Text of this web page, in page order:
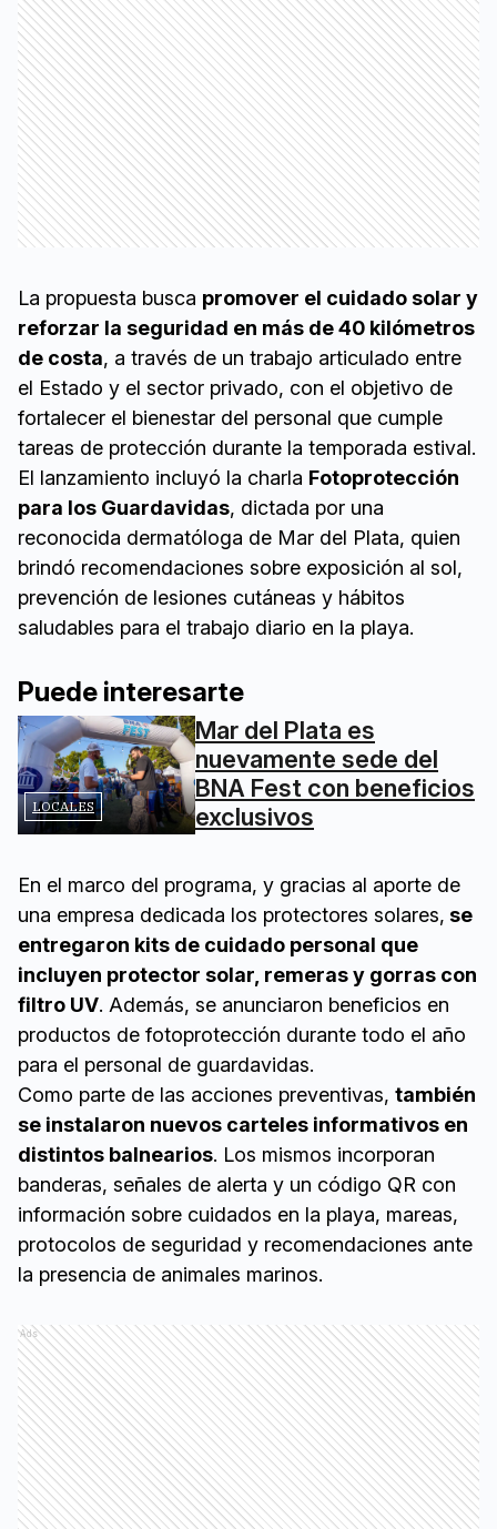
La propuesta busca promover el cuidado solar y
reforzar la seguridad en más de 40 kilómetros
de costa, a través de un trabajo articulado entre
el Estado y el sector privado, con el objetivo de
fortalecer el bienestar del personal que cumple
tareas de protección durante la temporada estival.
El lanzamiento incluyó la charla Fotoprotección
para los Guardavidas, dictada por una
reconocida dermatóloga de Mar del Plata, quien
brindó recomendaciones sobre exposición al sol,
prevención de lesiones cutáneas y hábitos
saludables para el trabajo diario en la playa.
Puede interesarte
LOCALES
Mar del Plata es
nuevamente sede del
BNA Fest con beneficios
exclusivos
En el marco del programa, y gracias al aporte de
una empresa dedicada los protectores solares, se
entregaron kits de cuidado personal que
incluyen protector solar, remeras y gorras con
filtro UV. Además, se anunciaron beneficios en
productos de fotoprotección durante todo el año
para el personal de guardavidas.
Como parte de las acciones preventivas, también
se instalaron nuevos carteles informativos en
distintos balnearios. Los mismos incorporan
banderas, señales de alerta y un código QR con
información sobre cuidados en la playa, mareas,
protocolos de seguridad y recomendaciones ante
la presencia de animales marinos.
Ads